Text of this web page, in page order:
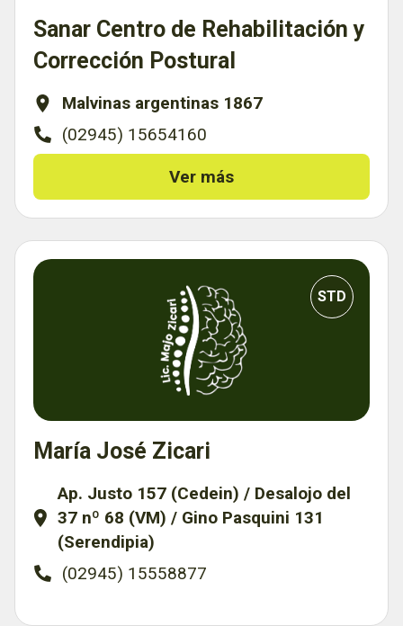
Sanar Centro de Rehabilitación y
Corrección Postural
Malvinas argentinas 1867
(02945) 15654160
Ver más
STD
María José Zicari
Ap. Justo 157 (Cedein) / Desalojo del
37 nº 68 (VM) / Gino Pasquini 131
(Serendipia)
(02945) 15558877